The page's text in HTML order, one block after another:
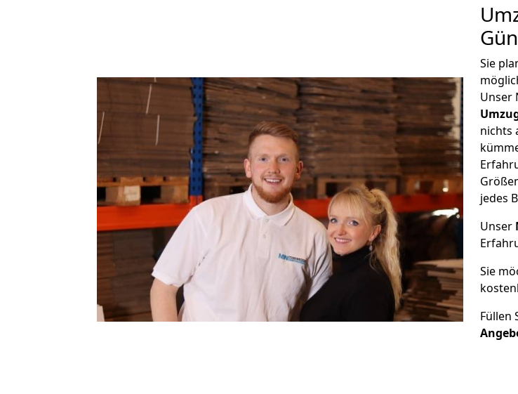
Sie
Unser
nichts
jedes
Unser
Sie
Füllen